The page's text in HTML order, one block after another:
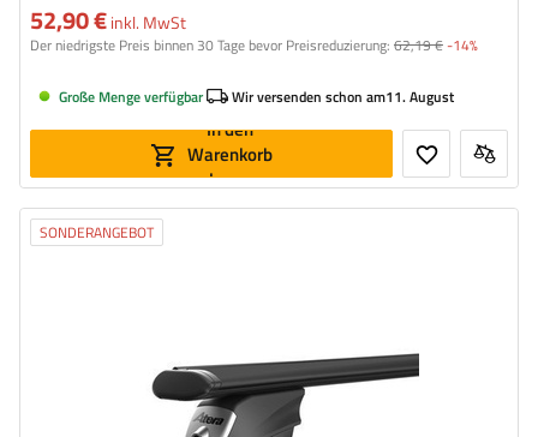
52,90 €inkl. MwSt
Der niedrigste Preis binnen 30 Tage bevor Preisreduzierung: 62,19 €-14%
Große Menge verfügbar Wir versenden schon am11. August
In den
Warenkorb
legen
SONDERANGEBOT